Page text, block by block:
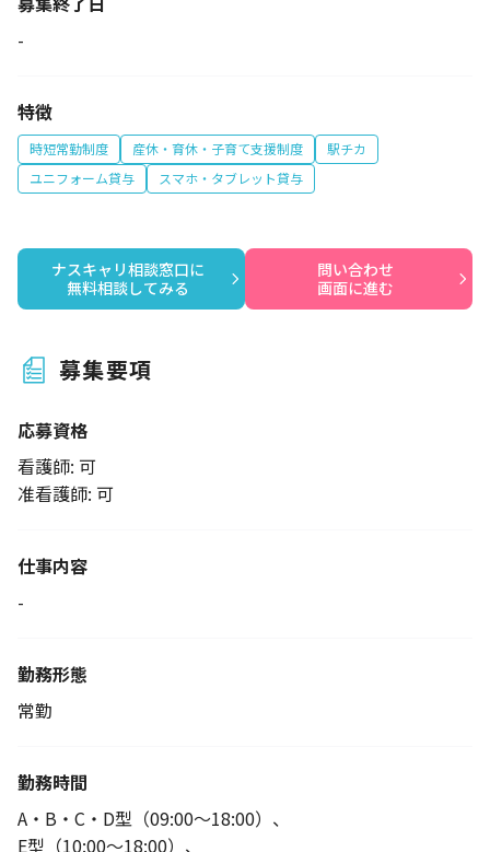
-
特徴
時短常勤制度 産休・育休・子育て支援制度
駅チカ
ユニフォーム貸与
スマホ・タブレット貸与
ナスキャリ相談窓口に
無料相談してみる
問い合わせ
画面に進む
募集要項
応募資格
看護師: 可
准看護師: 可
仕事内容
-
勤務形態
常勤
勤務時間
A・B・C・D型（09:00～18:00）、
E型（10:00～18:00）、